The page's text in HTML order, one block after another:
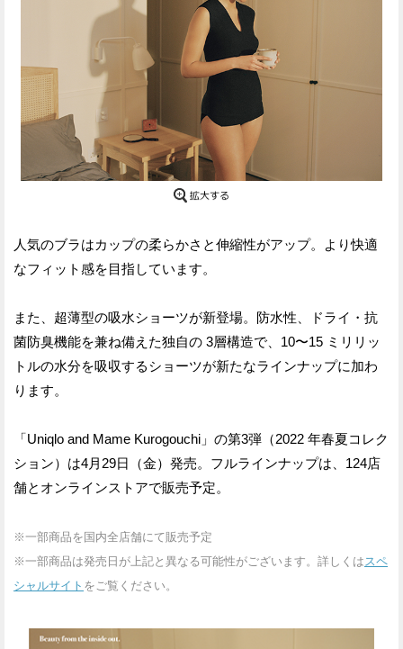
人気のブラはカップの柔らかさと伸縮性がアップ。より快適
なフィット感を目指しています。
また、超薄型の吸水ショーツが新登場。防水性、ドライ・抗
菌防臭機能を兼ね備えた独自の 3層構造で、10〜15 ミリリッ
トルの水分を吸収するショーツが新たなラインナップに加わ
ります。
「Uniqlo and Mame Kurogouchi」の第3弾（2022 年春夏コレク
ション）は4月29日（金）発売。フルラインナップは、124店
舗とオンラインストアで販売予定。
※一部商品を国内全店舗にて販売予定
※一部商品は発売日が上記と異なる可能性がございます。詳しくはスペ
シャルサイト をご覧ください。